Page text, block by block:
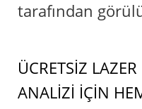
tarafından
ÜCRETSİZ
ANALİZİ İÇİN